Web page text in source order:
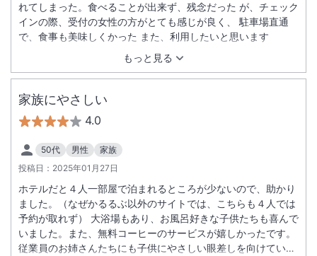
もっと見る
れてしまった。食べることが出来ず、残念だった が、チェック
インの際、受付の女性の方がとても感じが良く、 駐車場直通
で、食事も美味しくかった また、利用したいと思います
家族にやさしい
4.0
50代 男性
家族
投稿日： 2025年01月27日
ホテルだと４人一部屋で泊まれるところが少ないので、助かり
ました。（なぜかるるぶ以外のサイトでは、こちらも４人では
予約が取れず） 大浴場もあり、お風呂好きな子供たちも喜んで
いました。また、無料コーヒーのサービスが嬉しかったです。
従業員のお姉さんたちにも子供にやさしい眼差しを向けていた